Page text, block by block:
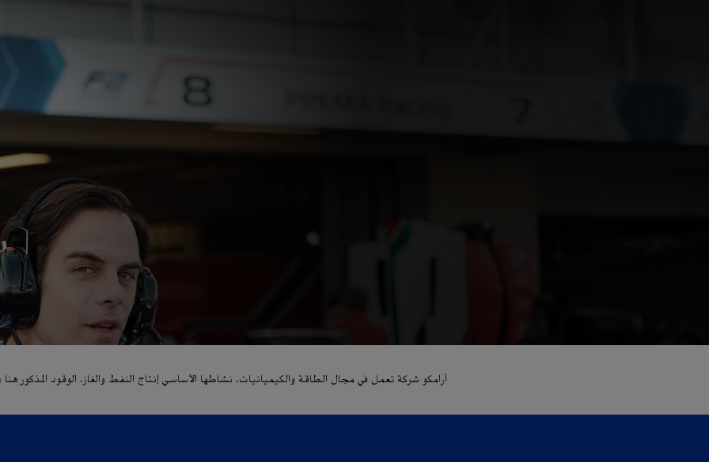
الابتكار في تركيبة أنواع من الوقود
منخفضة الكربونأرامكو شركة تعمل في مجال الطاقة والكيميائيات، نشاطها الأساسي إنتاج النفط والغاز. الوقود المذكور